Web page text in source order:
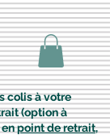
colis à votre
(option à
enpoint de retrait,